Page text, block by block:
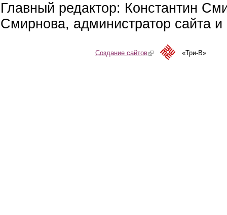
Главный редактор: Константин
Смирнова, администратор сайта
Создание сайтов(link is external)«Три-В»